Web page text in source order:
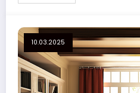
10.03.2025